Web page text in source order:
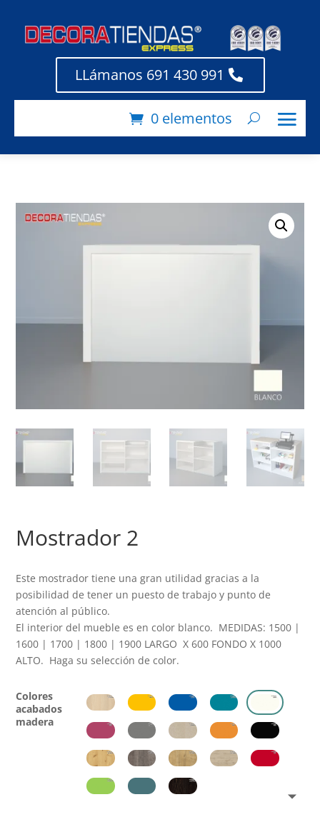
LLámanos 691 430 991
0 elementos
Mostrador 2
Este mostrador tiene una gran utilidad gracias a la
posibilidad de tener un puesto de trabajo y punto de
atención al público.
El interior del mueble es en color blanco. MEDIDAS: 1500 |
1600 | 1700 | 1800 | 1900 LARGO X 600 FONDO X 1000
ALTO. Haga su selección de color.
Colores
acabados
madera